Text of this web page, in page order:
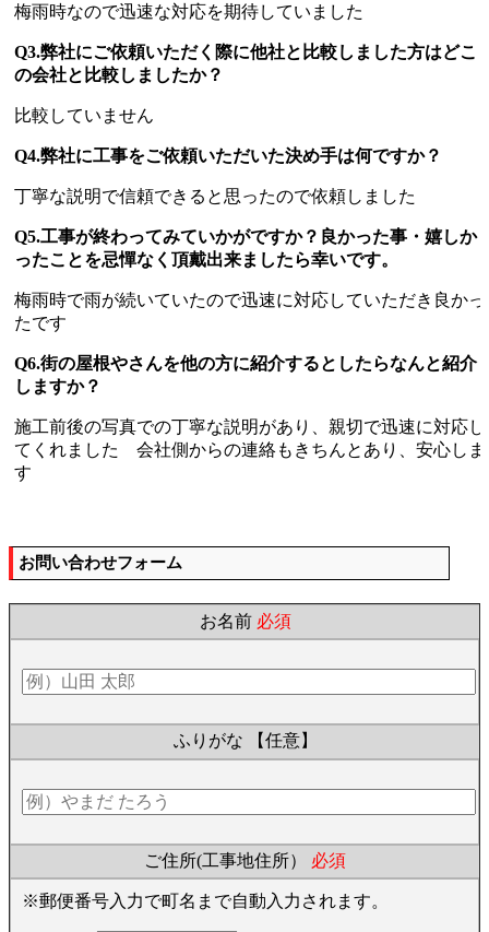
梅雨時なので迅速な対応を期待していました
Q3.弊社にご依頼いただく際に他社と比較しました方はどこ
の会社と比較しましたか？
比較していません
Q4.弊社に工事をご依頼いただいた決め手は何ですか？
丁寧な説明で信頼できると思ったので依頼しました
Q5.工事が終わってみていかがですか？良かった事・嬉しか
ったことを忌憚なく頂戴出来ましたら幸いです。
梅雨時で雨が続いていたので迅速に対応していただき良かっ
たです
Q6.街の屋根やさんを他の方に紹介するとしたらなんと紹介
しますか？
施工前後の写真での丁寧な説明があり、親切で迅速に対応し
てくれました 会社側からの連絡もきちんとあり、安心しま
す
お問い合わせフォーム
お名前 必須
ふりがな 【任意】
ご住所(工事地住所） 必須
※郵便番号入力で町名まで自動入力されます。